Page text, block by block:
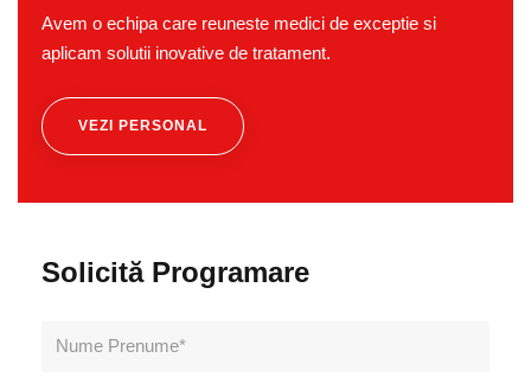
Avem o echipa care reuneste medici de exceptie si
aplicam solutii inovative de tratament.
VEZI PERSONAL
Solicită Programare